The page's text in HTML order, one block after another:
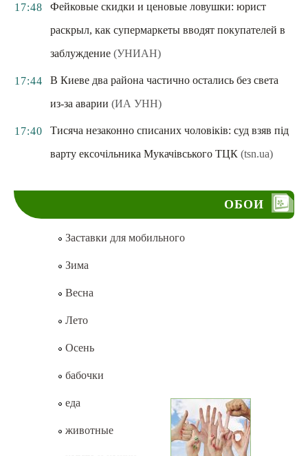
17:48
Фейковые скидки и ценовые ловушки: юрист
раскрыл, как супермаркеты вводят покупателей в
заблуждение (УНИАН)
17:44
В Киеве два района частично остались без света
из-за аварии (ИА УНН)
17:40
Тисяча незаконно списаних чоловіків: суд взяв під
варту ексочільника Мукачівського ТЦК (tsn.ua)
ОБОИ
Заставки для мобильного
Зима
Весна
Лето
Осень
бабочки
еда
животные